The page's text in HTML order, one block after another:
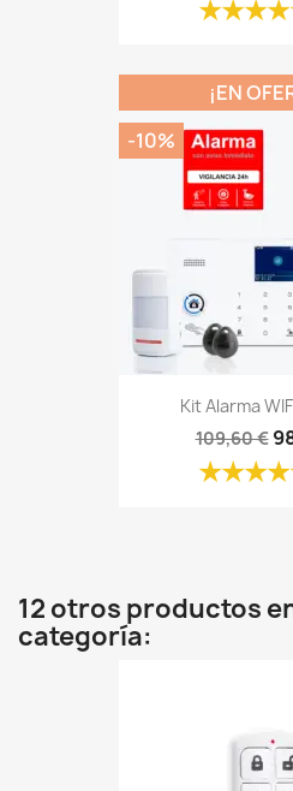
Kit Alarma
109,60 €
¡EN
-10%
12 otros productos
categoría: